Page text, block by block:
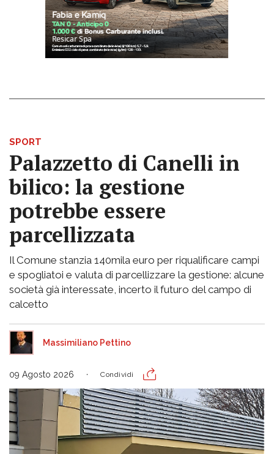
SPORT
Palazzetto di Canelli in
bilico: la gestione
potrebbe essere
parcellizzata
Il Comune stanzia 140mila euro per riqualificare campi
e spogliatoi e valuta di parcellizzare la gestione: alcune
società già interessate, incerto il futuro del campo di
calcetto
Massimiliano Pettino
09 Agosto 2026 Condividi